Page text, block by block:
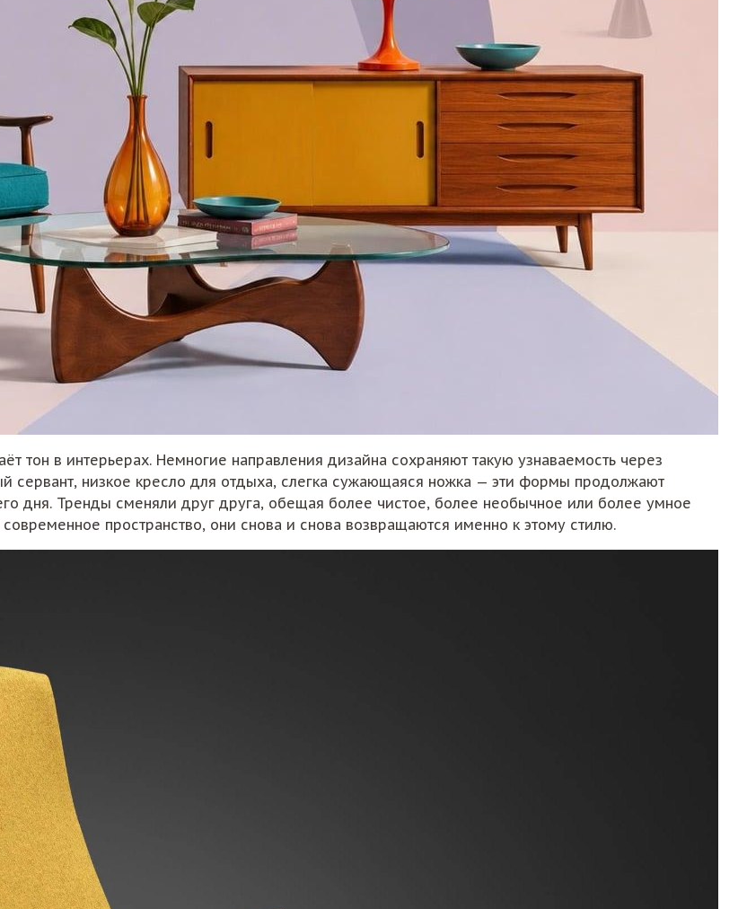
тон в интерьерах. Немногие направления дизайна сохраняют такую узнаваемость через
сервант, низкое кресло для отдыха, слегка сужающаяся ножка — эти формы продолжают
дня. Тренды сменяли друг друга, обещая более чистое, более необычное или более умное
пространство, они снова и снова возвращаются именно к этому стилю.